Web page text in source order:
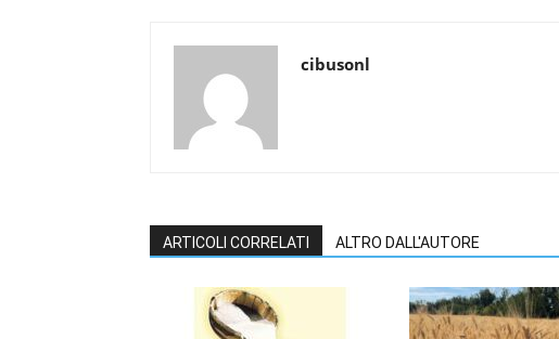
cibusonl
ARTICOLI CORRELATI ALTRO DALL'AUTORE